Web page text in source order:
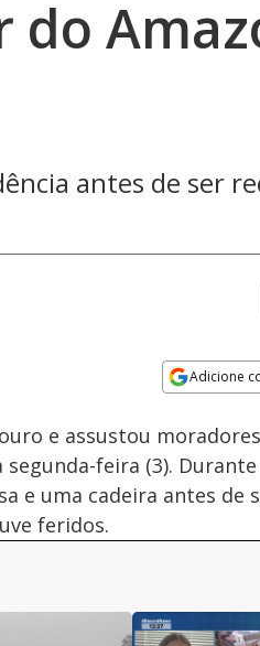
antes de ser
Adicione
e assustou
segunda-feira (3).
e uma cadeira antes
feridos.